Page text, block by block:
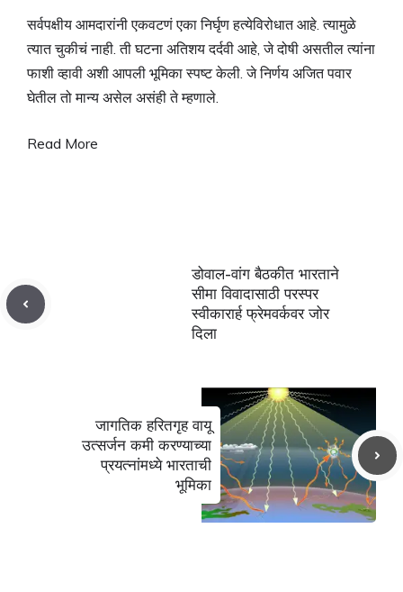
सर्वपक्षीय आमदारांनी एकवटणं एका निर्घृण हत्येविरोधात आहे. त्यामुळे
त्यात चुकीचं नाही. ती घटना अतिशय दर्दवी आहे, जे दोषी असतील त्यांना
फाशी व्हावी अशी आपली भूमिका स्पष्ट केली. जे निर्णय अजित पवार
घेतील तो मान्य असेल असंही ते म्हणाले.
Read More
डोवाल-वांग बैठकीत भारताने
सीमा विवादासाठी परस्पर
स्वीकारार्ह फ्रेमवर्कवर जोर
दिला
जागतिक हरितगृह वायू
उत्सर्जन कमी करण्याच्या
प्रयत्नांमध्ये भारताची
भूमिका